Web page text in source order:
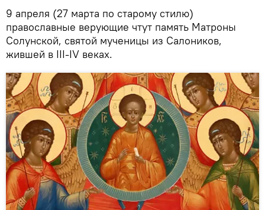
9 апреля (27 марта по старому стилю)
православные верующие чтут память Матроны
Солунской, святой мученицы из Салоников,
жившей в III-IV веках.